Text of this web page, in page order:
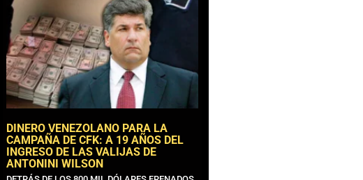
DINERO VENEZOLANO PARA LA
CAMPAÑA DE CFK: A 19 AÑOS DEL
INGRESO DE LAS VALIJAS DE
ANTONINI WILSON